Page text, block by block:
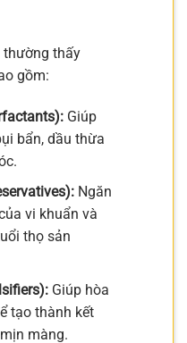
thường thấy
gồm:
Giúp
bẩn, dầu thừa
Ngăn
vi khuẩn và
thọ sản
Giúp hòa
tạo thành kết
màng.